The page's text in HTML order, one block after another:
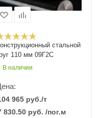
стальной
110 мм 09Г2С
В наличии
965 руб./т
830.50 руб. /пог.м